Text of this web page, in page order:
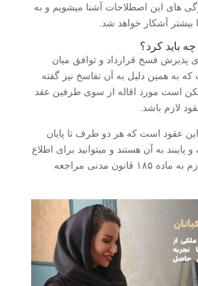
های این اصطلاحات آشنا میشویم و به
بیشتر آشکار خواهد شد.
چه باید کرد؟
پذیرش فسخ قرارداد و توافق میان
به همین دلیل به آن تفاسخ نیز گفته
است مورد اقاله از سوی طرفین عقد
لازم باشد.
این عقود است که هر دو طرف تا پایان
به آن هستند و میتوانید برای اطلاع
از ویژگی های عقد لازم به ماده ۱۸۵ قانون مدنی مراجعه